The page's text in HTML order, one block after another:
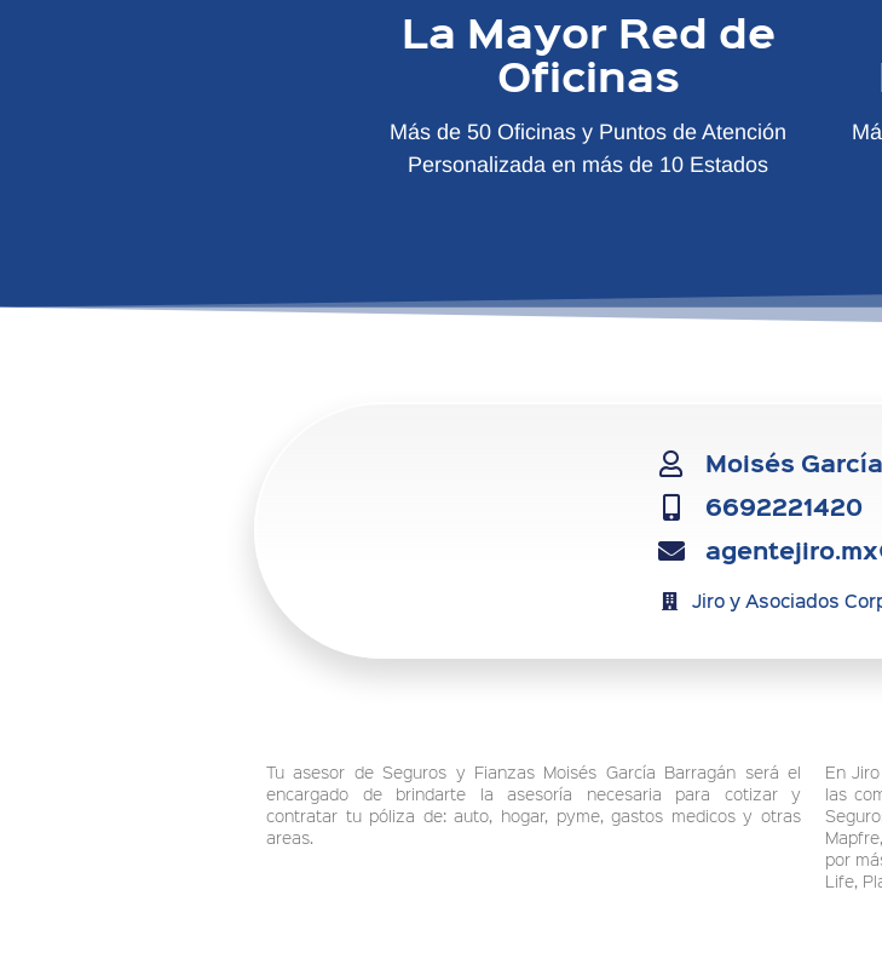
La Mayor Red de
Oficinas
Más de 50 Oficinas y Puntos de Atención
Personalizada en más de 10 Estados
Moisés
6692221420
Jiro y Asociados
Tu asesor de Seguros y Fianzas Moisés García Barragán será el
encargado de brindarte la asesoría necesaria para cotizar y
contratar tu póliza de: auto, hogar, pyme, gastos medicos y otras
areas.
En
las
por
Life,